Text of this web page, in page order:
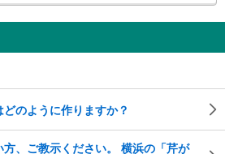
のように作りますか？
、ご教示ください。 横浜の「芹が